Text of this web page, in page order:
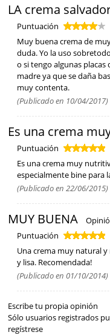
LA crema
Puntuación
Muy buena crema de
duda. Yo la uso
o si tengo algunas
madre ya que se daña
muy contenta.
(Publicado en 10/04/2017)
Es una crema
Puntuación
Es una crema muy
especialmente bine para
(Publicado en 22/06/2015)
MUY BUENA
Puntuación
Una crema muy natural
y lisa. Recomendada!
(Publicado en 01/10/2014)
Escribe tu propia opinión
Sólo usuarios registrados
regístrese